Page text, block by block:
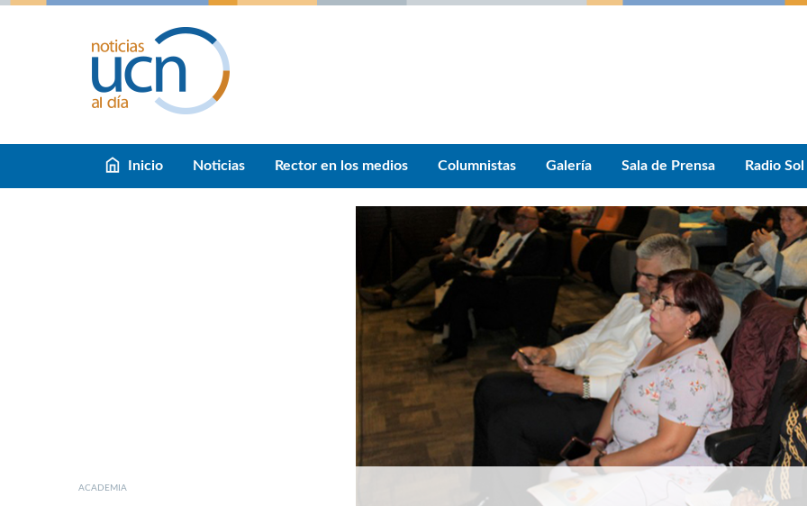
Inicio Noticias Rector en los medios Columnistas Galería Sala de Prensa Radio Sol
ACADEMIA